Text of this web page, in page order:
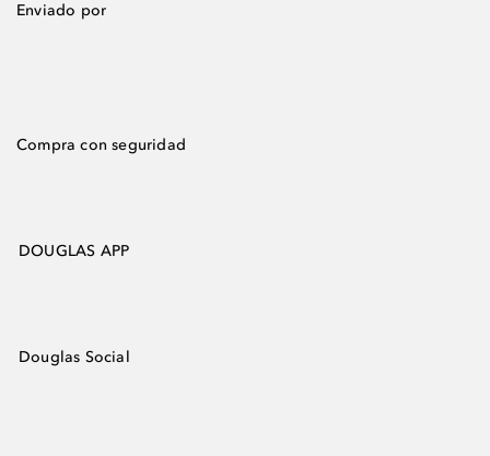
Enviado por
Compra con seguridad
DOUGLAS APP
Douglas Social